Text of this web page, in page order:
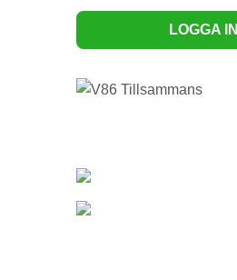
LOGGA IN